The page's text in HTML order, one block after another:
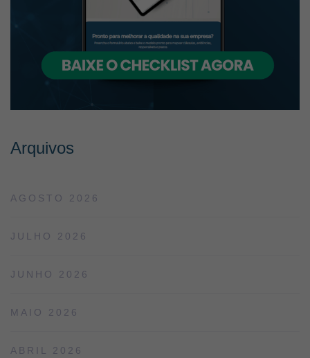
Arquivos
AGOSTO 2026
JULHO 2026
JUNHO 2026
MAIO 2026
ABRIL 2026